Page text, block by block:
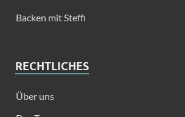
Backen mit Steffi
RECHTLICHES
Über uns